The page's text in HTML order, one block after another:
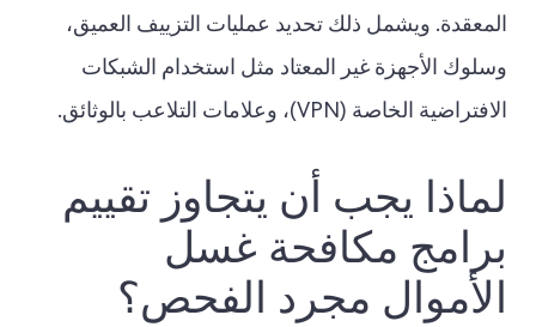
المعقدة. ويشمل ذلك تحديد عمليات التزييف العميق،
وسلوك الأجهزة غير المعتاد مثل استخدام الشبكات
الافتراضية الخاصة (VPN)، وعلامات التلاعب بالوثائق.
لماذا يجب أن يتجاوز تقييم
برامج مكافحة غسل
الأموال مجرد الفحص؟